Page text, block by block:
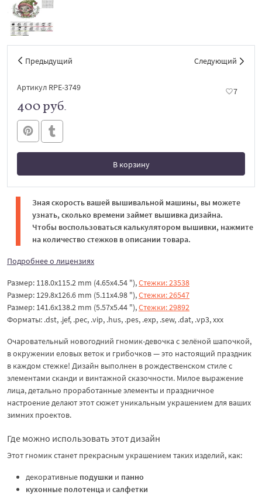
Предыдущий Следующий
Артикул RPE-3749 7
400 руб.
В корзину
В корзине
Зная скорость вашей вышивальной машины, вы можете
узнать, сколько времени займет вышивка дизайна.
Чтобы воспользоваться калькулятором вышивки, нажмите
на количество стежков в описании товара.
Подробнее о лицензиях
Размер: 118.0x115.2 mm (4.65x4.54 "),Стежки: 23538
Размер: 129.8x126.6 mm (5.11x4.98 "),Стежки: 26547
Размер: 141.6x138.2 mm (5.57x5.44 "),Стежки: 29892
Форматы: .dst, .jef, .pec, .vip, .hus, .pes, .exp, .sew, .dat, .vp3, xxx
Очаровательный новогодний гномик-девочка с зелёной шапочкой,
в окружении еловых веток и грибочков — это настоящий праздник
в каждом стежке! Дизайн выполнен в рождественском стиле с
элементами сканди и винтажной сказочности. Милое выражение
лица, детально проработанные элементы и праздничное
настроение делают этот сюжет уникальным украшением для ваших
зимних проектов.
Где можно использовать этот дизайн
Этот гномик станет прекрасным украшением таких изделий, как:
декоративные подушки и панно
кухонные полотенца и салфетки